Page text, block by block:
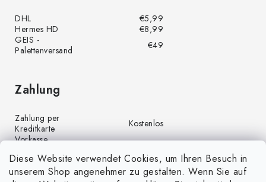
Diese Website verwendet Cookies, um Ihren Besuch in
unserem Shop angenehmer zu gestalten. Wenn Sie auf
DHL
€5,99
Hermes HD
€8,99
GEIS -
Palettenversand
€49
Zahlung
Zahlung per
Kreditkarte
Kostenlos
Vorkasse
Zahlung per PayPal
Kostenlos
Nachnahme
€4,00